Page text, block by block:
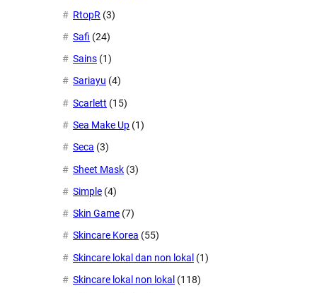
RtopR (3)
Safi (24)
Sains (1)
Sariayu (4)
Scarlett (15)
Sea Make Up (1)
Seca (3)
Sheet Mask (3)
Simple (4)
Skin Game (7)
Skincare Korea (55)
Skincare lokal dan non lokal (1)
Skincare lokal non lokal (118)